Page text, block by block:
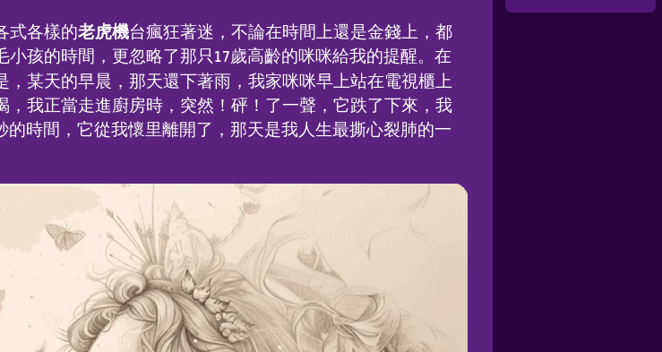
式各樣的老虎機台瘋狂著迷，不論在時間上還是金錢上，都
孩的時間，更忽略了那只17歲高齡的咪咪給我的提醒。在
，某天的早晨，那天還下著雨，我家咪咪早上站在電視櫃上
我正當走進廚房時，突然！砰！了一聲，它跌了下來，我
時間，它從我懷里離開了，那天是我人生最撕心裂肺的一